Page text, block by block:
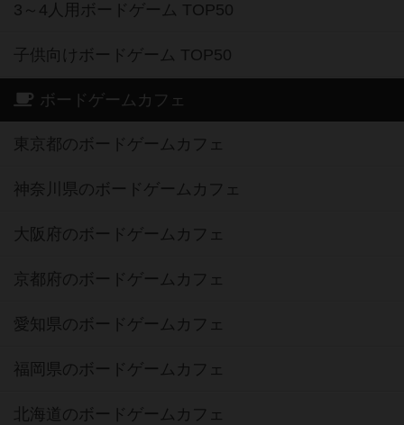
3～4人用ボードゲーム TOP50
子供向けボードゲーム TOP50
ボードゲームカフェ
東京都のボードゲームカフェ
神奈川県のボードゲームカフェ
大阪府のボードゲームカフェ
京都府のボードゲームカフェ
愛知県のボードゲームカフェ
福岡県のボードゲームカフェ
北海道のボードゲームカフェ